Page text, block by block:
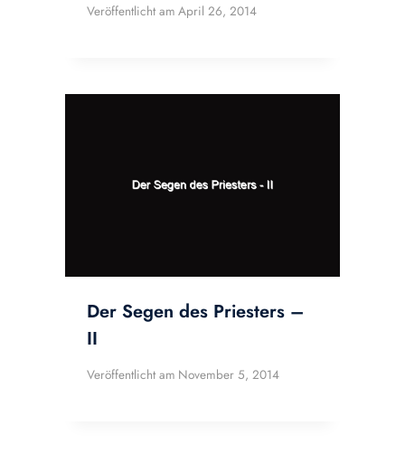
Veröffentlicht am April 26, 2014
Der Segen des Priesters –
II
Veröffentlicht am November 5, 2014